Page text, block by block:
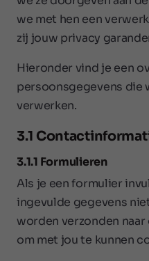
we met hen een
zij jouw privacy
Hieronder vind je een
persoonsgegevens die
verwerken.
3.1
3.1.1 Formulieren
Als je een formulier
ingevulde gegevens
worden verzonden
om met jou te kunnen